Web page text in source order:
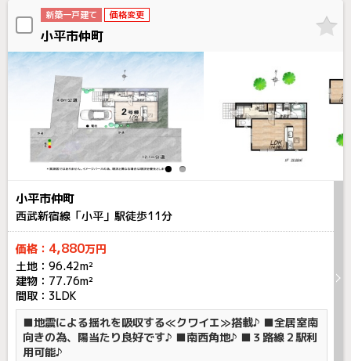
新築一戸建て 価格変更
小平市仲町
小平市仲町
西武新宿線「小平」駅徒歩11分
価格： 4,880万円
土地：96.42m²
建物：77.76m²
間取：3LDK
■地震による揺れを吸収する≪クワイエ≫搭載♪ ■全居室南
向きの為、陽当たり良好です♪ ■南西角地♪ ■３路線２駅利
用可能♪